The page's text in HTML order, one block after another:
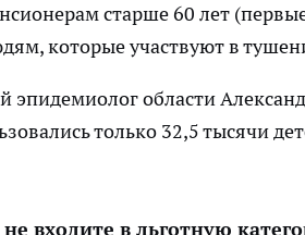
старше 60 лет
которые участвуют в
эпидемиолог области
только 32,5 тысячи
входите в льготную